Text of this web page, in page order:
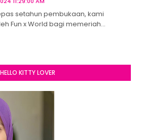
setahun pembukaan, kami
Fun x World bagi memeriah…
HELLO KITTY LOVER